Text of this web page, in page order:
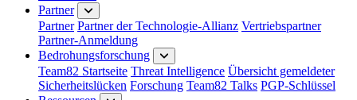
Partner
Partner Partner der Technologie-Allianz Vertriebspartner
Partner-Anmeldung
Bedrohungsforschung
Team82 Startseite Threat Intelligence Übersicht gemeldeter
Sicherheitslücken Forschung Team82 Talks PGP-Schlüssel